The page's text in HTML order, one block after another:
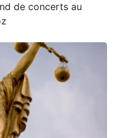
de concerts au